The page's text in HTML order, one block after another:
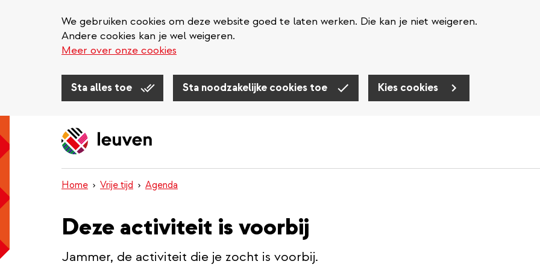
We gebruiken cookies om deze website goed te laten werken. Die kan je niet weigeren.
Andere cookies kan je wel weigeren.
Meer over onze cookies
Sta alles toe Sta noodzakelijke cookies toe Kies cookies
Home Vrije tijd Agenda
Deze activiteit is voorbij
Jammer, de activiteit die je zocht is voorbij.